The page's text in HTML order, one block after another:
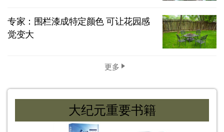
专家：围栏漆成特定颜色 可让花园感
觉变大
更多
大纪元重要书籍